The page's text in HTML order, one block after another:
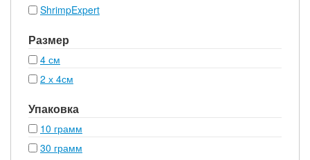
ShrimpExpert
Размер
4 см
2 х 4см
Упаковка
10 грамм
30 грамм